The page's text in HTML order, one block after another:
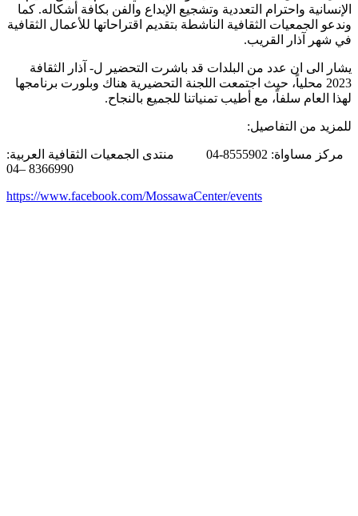
الإنسانية واحترام التعددية وتشجيع الإبداع والفن بكافة أشكاله. كما
وندعو الجمعيات الثقافية الناشطة بتقديم اقتراحاتها للأعمال الثقافية
في شهر آذار القريب.
يشار الى ان عدد من البلدات قد باشرت التحضير ل- آذار الثقافة
2023 محلياً، حيث اجتمعت اللجنة التحضيرية هناك وبلورت برنامجها
لهذا العام سلفاً، مع أطيب تمنياتنا للجميع بالنجاح.
للمزيد من التفاصيل:
مركز مساواة: 8555902-04 منتدى الجمعيات الثقافية العربية:
8366990 –04
https://www.facebook.com/MossawaCenter/events